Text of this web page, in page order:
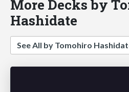
More Decks by
Hashidate
See All by Tomohiro